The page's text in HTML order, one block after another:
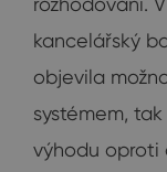
kancelářský
objevila
systémem,
výhodu oproti